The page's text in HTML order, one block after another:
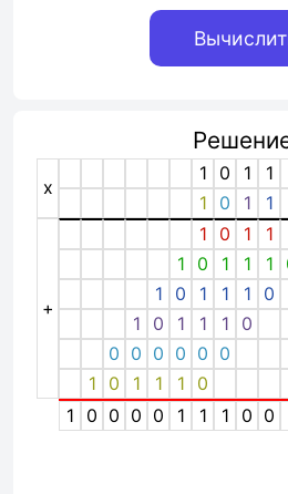
x
1 0 1 1
1
0 1 1
+
1 0 1 1
1
0 1 1 1
1
0 1 1 1
0
1
0 1 1 1
0
0 0 0 0 0 0
1
0 1 1 1
0
1
0 0 0 0 1 1 1 0 0